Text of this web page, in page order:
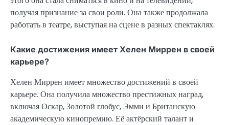
получая признание за свои роли. Она также продолжала
работать в театре, выступая на сцене в разных спектаклях.
Какие достижения имеет Хелен Миррен в своей
карьере?
Хелен Миррен имеет множество достижений в своей
карьере. Она получила множество престижных наград,
включая Оскар, Золотой глобус, Эмми и Британскую
академическую кинопремию. Её актёрский талант и